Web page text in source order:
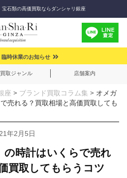
宝石類の高価買取ならダンシャリ銀座
臨時休業のお知らせ
買取ジャンル 店舗案内
座 > ブランド買取コラム集 > オメガ
売れる？買取相場と高価買取しても
年2月5日
時計はいくらで売れ
買取してもらうコツ